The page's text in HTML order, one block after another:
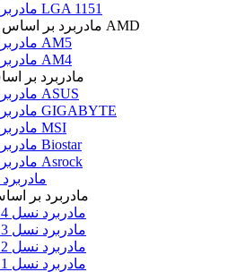
مادربرد LGA 1151
مادربرد بر اساس سوکت AMD
مادربرد AM5
مادربرد AM4
مادربرد بر
مادربرد ASUS
مادربرد GIGABYTE
مادربرد MSI
مادربرد Biostar
مادربرد Asrock
مادربرد بر
مادربرد نسل 14
مادربرد نسل 13
مادربرد نسل 12
مادربرد نسل 11